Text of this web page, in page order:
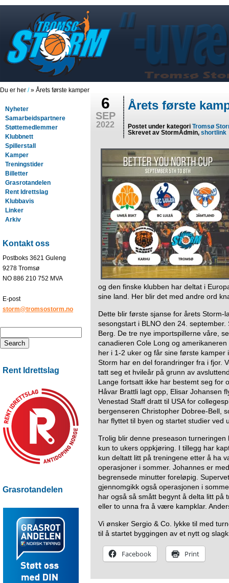
Du er her /» Årets første kamper
Nyheter
Samarbeidspartnere
Støttemedlemmer
Klubbnett
Spillerstall
Kamper
Treningstider
Billetter
Grasrotandelen
Rent Idrettslag
Klubbavis
Linker
Arkiv
Kontakt oss
Postboks 3621 Guleng
9278 Tromsø
NO 886 210 752 MVA
E-post
storm@tromsostorm.no
Rent Idrettslag
Grasrotandelen
6
SEP
2022
Årets første
Postet under kategoriTromsø
Skrevet av StormAdmin,shortlink
og den finske klubben har deltat i
sine land. Her blir det med andre ord
Dette blir første sjanse for årets Storm-
sesongstart i BLNO den 24.
Berg. De tre nye importspillerne våre,
canadieren Cole Long og
her i 1-2 uker og får sine første
Storm har en del forandringer fra i fjor.
tatt seg et hvileår på grunn av
Lange fortsatt ikke har bestemt seg for
Håvar Brattli lagt opp, Elisar Johansen
Venestad Staff dratt til USA for
bergenseren Christopher Dobree-Bell,
har flyttet til byen og startet studier ved
Trolig blir denne preseason
kun to ukers oppkjøring. I tillegg har
kun deltatt litt på treningene etter å ha
operasjoner i sommer. Johannes er
begrensede minutter foreløpig.
gjennomgikk også operasjonen i
har også så smått begynt å delta litt på
eller to unna fra å være kampklar.
Vi ønsker Sergio & Co. lykke til med
til å startet byggingen av et nytt og
Facebook Print